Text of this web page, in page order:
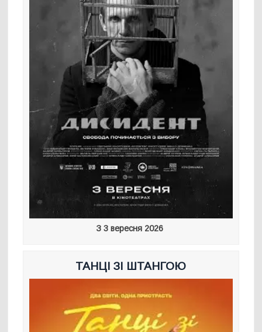
З 3 вересня 2026
ТАНЦІ ЗІ ШТАНГОЮ